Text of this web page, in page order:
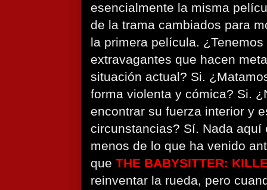
esencialmente la misma
de la trama cambiados para
la primera película.
extravagantes que hacen
situación actual? Si.
forma violenta y cómica? Si.
encontrar su fuerza interior y
circunstancias? Sí. Nada aquí
menos de lo que ha venido
que THE BABYSITTER:
reinventar la rueda, pero